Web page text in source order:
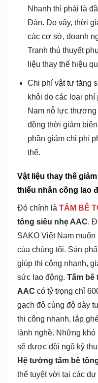
Nhanh thì phải là
Đán. Do vậy, thời
các cơ sở, doanh
Tranh thủ thuyết
liệu thay thế hiệu
Chi phí vật tư tăng
khỏi do các loại
Nam nỗ lực
đồng thời giảm
phần giảm chi phí
thế.
Vật liệu thay thế
thiếu nhân công lao
Đó chính là TẤM BÊ
tông siêu nhẹ AAC.
SAKO Việt Nam
của chúng tôi. Sản
giúp thi công nhanh,
sức lao động. Tấm bê
AAC có tỷ trọng chỉ
gạch đỏ cùng độ dày
thi công nhanh, lắp
lành nghề. Những
sẽ được đội ngũ kỹ
Hệ tường tấm bê
thế tuyệt vời tại các dự